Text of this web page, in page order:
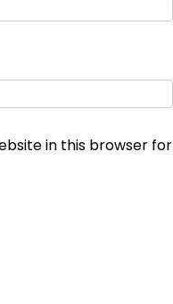
in this browser for